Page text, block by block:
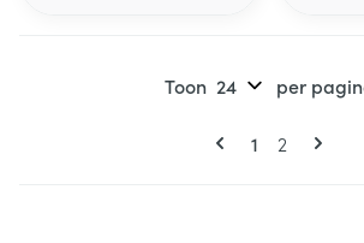
Pagina's
U lees
1 Pagina
2
Toon per